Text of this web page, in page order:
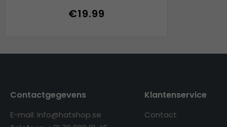
€19.99
Contactgegevens
E-mail: info@hatshop.se
Klantenservice
Contact